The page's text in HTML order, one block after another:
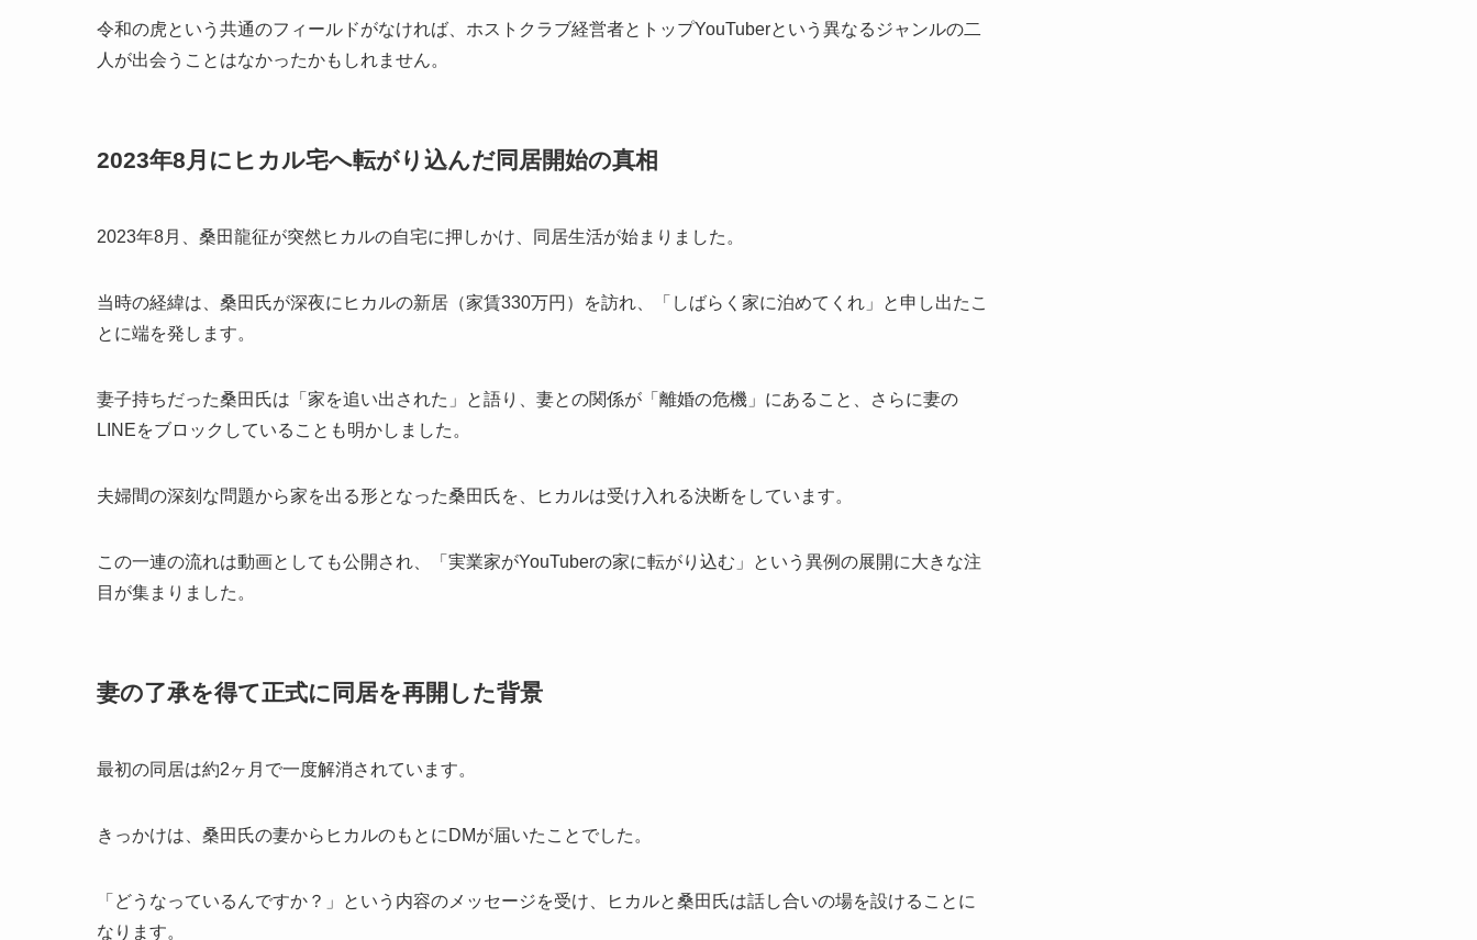
令和の虎という共通のフィールドがなければ、ホストクラブ経営者とトップYouTuberという異なるジャンルの二
人が出会うことはなかったかもしれません。
2023年8月にヒカル宅へ転がり込んだ同居開始の真相
2023年8月、桑田龍征が突然ヒカルの自宅に押しかけ、同居生活が始まりました。
当時の経緯は、桑田氏が深夜にヒカルの新居（家賃330万円）を訪れ、「しばらく家に泊めてくれ」と申し出たこ
とに端を発します。
妻子持ちだった桑田氏は「家を追い出された」と語り、妻との関係が「離婚の危機」にあること、さらに妻の
LINEをブロックしていることも明かしました。
夫婦間の深刻な問題から家を出る形となった桑田氏を、ヒカルは受け入れる決断をしています。
この一連の流れは動画としても公開され、「実業家がYouTuberの家に転がり込む」という異例の展開に大きな注
目が集まりました。
妻の了承を得て正式に同居を再開した背景
最初の同居は約2ヶ月で一度解消されています。
きっかけは、桑田氏の妻からヒカルのもとにDMが届いたことでした。
「どうなっているんですか？」という内容のメッセージを受け、ヒカルと桑田氏は話し合いの場を設けることに
なります。